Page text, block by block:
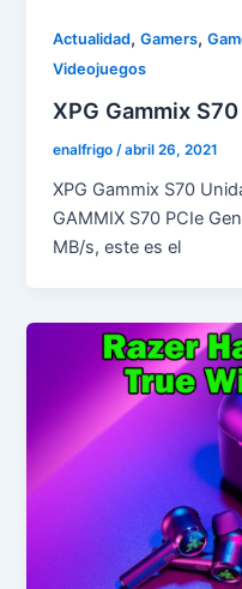
Actualidad,Gamers,
Videojuegos
XPG Gammix S70
enalfrigo/abril 26, 2021
XPG Gammix S70
GAMMIX S70 PCIe
MB/s, este es el